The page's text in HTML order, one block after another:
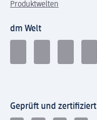
Produktwelten
dm Welt
Geprüft und zertifiziert